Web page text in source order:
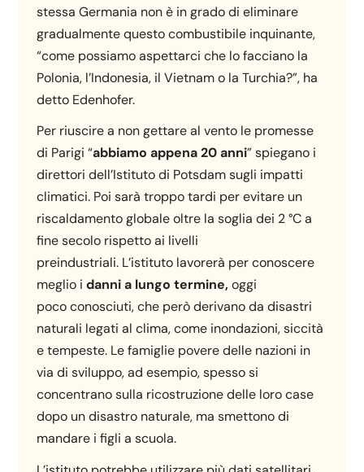
stessa Germania non è in grado di eliminare
gradualmente questo combustibile inquinante,
“come possiamo aspettarci che lo facciano la
Polonia, l’Indonesia, il Vietnam o la Turchia?”, ha
detto Edenhofer.
Per riuscire a non gettare al vento le promesse
di Parigi “abbiamo appena 20 anni” spiegano i
direttori dell’Istituto di Potsdam sugli impatti
climatici. Poi sarà troppo tardi per evitare un
riscaldamento globale oltre la soglia dei 2 °C a
fine secolo rispetto ai livelli
preindustriali. L’istituto lavorerà per conoscere
meglio idanni a lungo termine,oggi
poco conosciuti, che però derivano da disastri
naturali legati al clima, come inondazioni, siccità
e tempeste. Le famiglie povere delle nazioni in
via di sviluppo, ad esempio, spesso si
concentrano sulla ricostruzione delle loro case
dopo un disastro naturale, ma smettono di
mandare i figli a scuola.